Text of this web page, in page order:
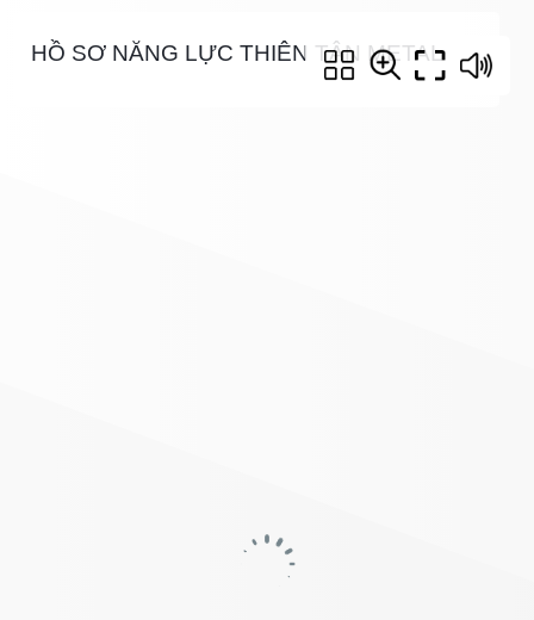
HỒ SƠ NĂNG LỰC THIÊN TÂN METAL